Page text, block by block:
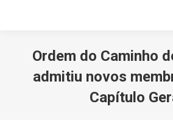
Ordem do Caminho
admitiu novos
Capítulo